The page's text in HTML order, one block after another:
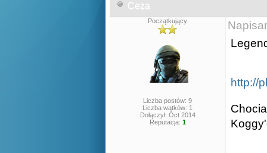
Ceza
Początkujący
Liczba postów: 9
Liczba wątków: 1
Dołączył: Oct 2014
Reputacja: 1
http://